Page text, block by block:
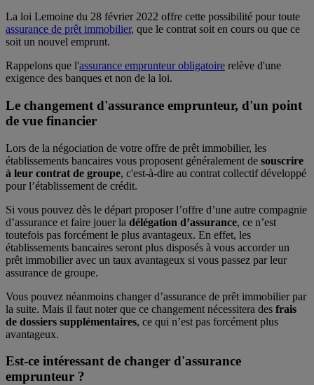
La loi Lemoine du 28 février 2022 offre cette possibilité pour toute
assurance de prêt immobilier, que le contrat soit en cours ou que ce
soit un nouvel emprunt.
Rappelons que l'assurance emprunteur obligatoire relève d'une
exigence des banques et non de la loi.
Le changement d'assurance emprunteur, d'un point
de vue financier
Lors de la négociation de votre offre de prêt immobilier, les
établissements bancaires vous proposent généralement de souscrire
à leur contrat de groupe, c'est-à-dire au contrat collectif développé
pour l’établissement de crédit.
Si vous pouvez dès le départ proposer l’offre d’une autre compagnie
d’assurance et faire jouer la délégation d’assurance, ce n’est
toutefois pas forcément le plus avantageux. En effet, les
établissements bancaires seront plus disposés à vous accorder un
prêt immobilier avec un taux avantageux si vous passez par leur
assurance de groupe.
Vous pouvez néanmoins changer d’assurance de prêt immobilier par
la suite. Mais il faut noter que ce changement nécessitera des frais
de dossiers supplémentaires, ce qui n’est pas forcément plus
avantageux.
Est-ce intéressant de changer d'assurance
emprunteur ?